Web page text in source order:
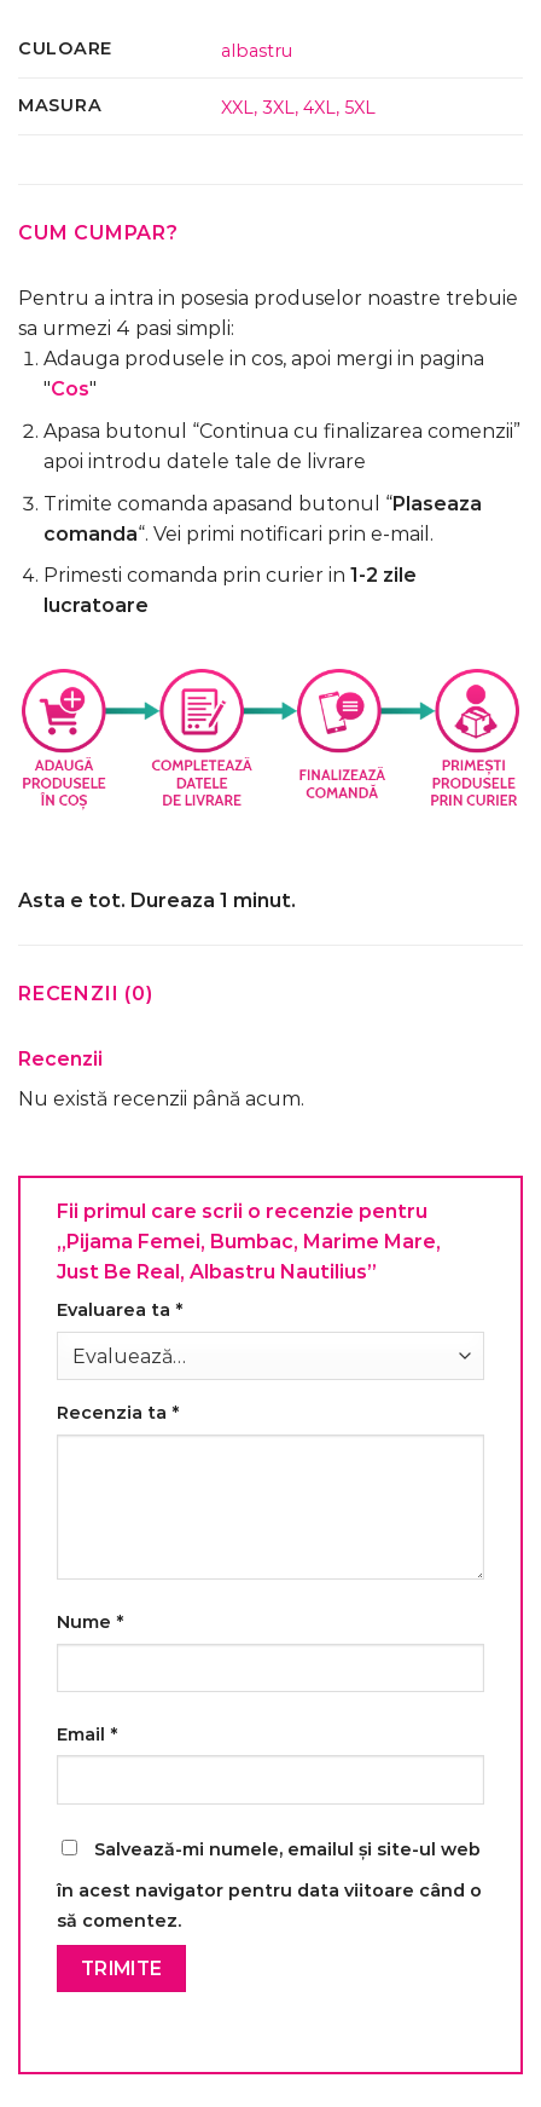
CULOARE albastru
MASURA XXL,3XL,4XL,5XL
CUM CUMPAR?
Pentru a intra in posesia produselor noastre trebuie
sa urmezi 4 pasi simpli:
Adauga produsele in cos, apoi mergi in pagina
"Cos"
Apasa butonul “Continua cu finalizarea comenzii”
apoi introdu datele tale de livrare
Trimite comanda apasand butonul “Plaseaza
comanda“. Vei primi notificari prin e-mail.
Primesti comanda prin curier in 1-2 zile
lucratoare
Asta e tot. Dureaza 1 minut.
RECENZII (0)
Recenzii
Nu există recenzii până acum.
Fii primul care scrii o recenzie pentru
„Pijama Femei, Bumbac, Marime Mare,
Just Be Real, Albastru Nautilius”
Evaluarea ta *
Recenzia ta *
Nume *
Email *
Salvează-mi numele, emailul și site-ul web
în acest navigator pentru data viitoare când o
să comentez.